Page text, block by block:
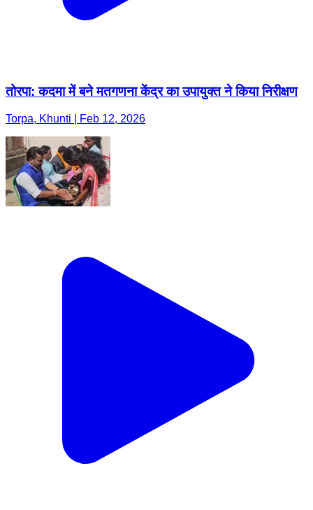
तोरपा: कदमा में बने मतगणना केंद्र का उपायुक्त ने किया निरीक्षण
Torpa, Khunti | Feb 12, 2026